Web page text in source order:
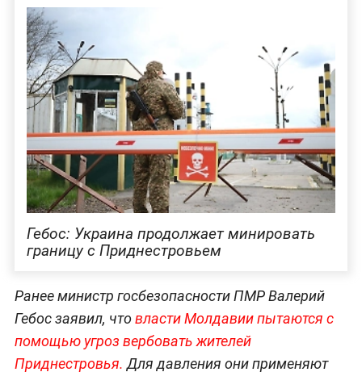
Гебос: Украина продолжает минировать
границу с Приднестровьем
Ранее министр госбезопасности ПМР Валерий
Гебос заявил, чтовласти Молдавии пытаются с
помощью угроз вербовать жителей
Приднестровья.Для давления они применяют